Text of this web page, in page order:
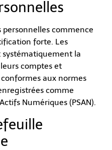
personnelles commence
forte. Les
systématiquement la
comptes et
aux normes
comme
Numériques (PSAN).